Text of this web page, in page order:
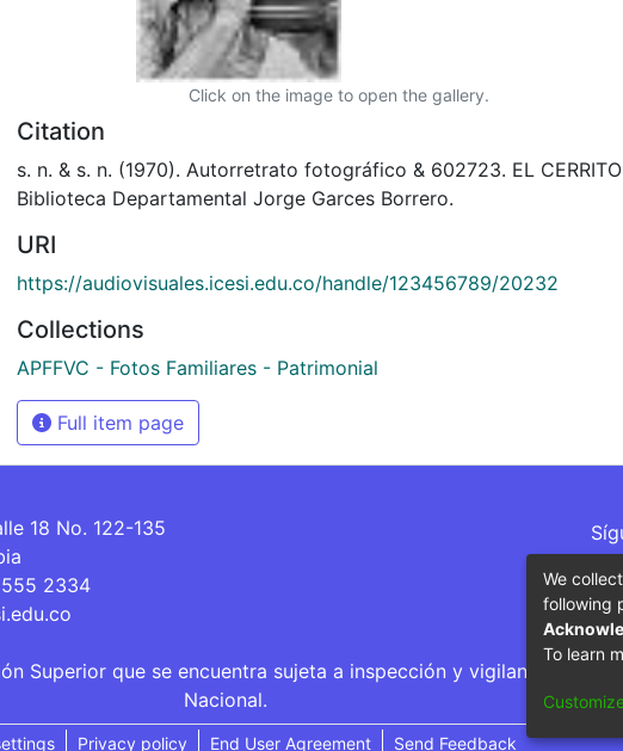
Click on the image to open the gallery.
Citation
s. n. & s. n. (1970). Autorretrato fotográfico & 602723. EL
Biblioteca Departamental Jorge Garces Borrero.
URI
https://audiovisuales.icesi.edu.co/handle/123456789/20232
Collections
APFFVC - Fotos Familiares - Patrimonial
Full item page
18 No. 122-135
2334
Superior que se encuentra sujeta a inspección y vigilancia por
Nacional.
Privacy policy End User Agreement Send Feedback
We
following
To learn